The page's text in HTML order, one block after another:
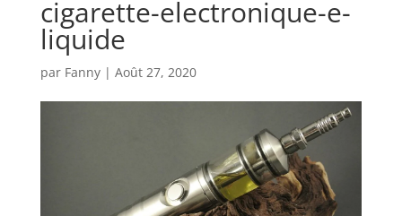
cigarette-electronique-e-
liquide
par Fanny| Août 27, 2020